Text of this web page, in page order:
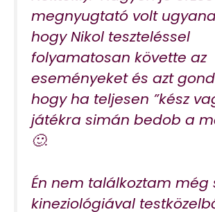
megnyugtató volt
hogy Nikol teszteléssel
folyamatosan követte az
eseményeket és azt
hogy ha teljesen ”kész
játékra simán bedob a
🙂.
Én nem találkoztam még
kineziológiával